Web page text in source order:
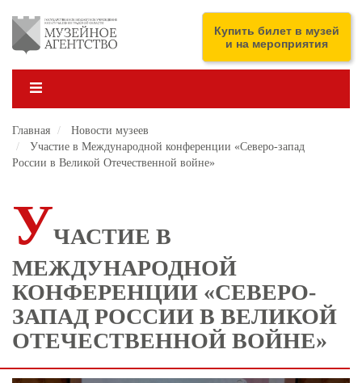
основному
содержанию
ENG
Купить билет в музей
и на мероприятия
Главная
Новости музеев
Участие в Международной конференции «Северо-запад
России в Великой Отечественной войне»
УЧАСТИЕ В
МЕЖДУНАРОДНОЙ
КОНФЕРЕНЦИИ «СЕВЕРО-
ЗАПАД РОССИИ В ВЕЛИКОЙ
ОТЕЧЕСТВЕННОЙ ВОЙНЕ»